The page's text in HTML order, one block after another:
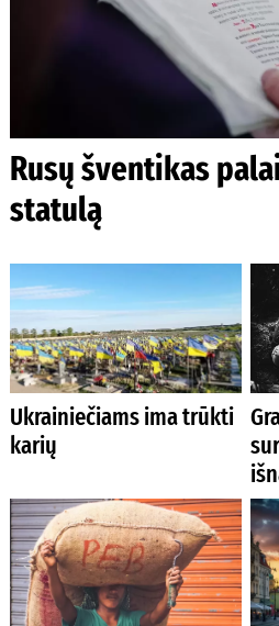
Rusų šventikas
statulą
Ukrainiečiams ima trūkti
karių